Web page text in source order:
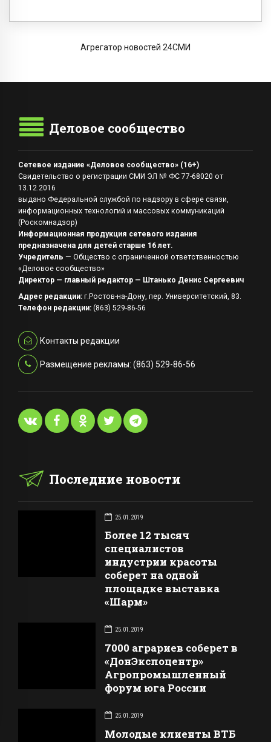
Агрегатор новостей 24СМИ
Деловое сообщество
Сетевое издание «Деловое сообщество» (16+)
Свидетельство о регистрации СМИ ЭЛ № ФС 77-68020 от
13.12.2016
выдано Федеральной службой по надзору в сфере связи,
информационных технологий и массовых коммуникаций
(Роскомнадзор)
Информационная продукция сетевого издания
предназначена для детей старше 16 лет.
Учредитель — Общество с ограниченной ответственностью
«Деловое сообщество»
Директор — главный редактор — Штанько Денис Сергеевич
Адрес редакции: г.Ростов-на-Дону, пер. Университетский, 83.
Телефон редакции: (863) 529-86-56
Контакты редакции
Размещение рекламы: (863) 529-86-56
Последние новости
25.01.2019
Более 12 тысяч
специалистов
индустрии красоты
соберет на одной
площадке выставка
«Шарм»
25.01.2019
7000 аграриев соберет в
«ДонЭкспоцентр»
Агропромышленный
форум юга России
25.01.2019
Молодые клиенты ВТБ